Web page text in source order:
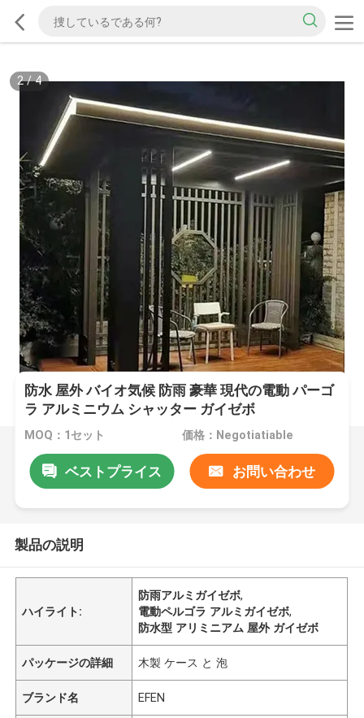
2/4
防水 屋外 バイオ気候 防雨 豪華 現代の電動 パーゴ
ラ アルミニウム シャッター ガイゼボ
MOQ：1セット 価格：Negotiatiable
ベストプライス お問い合わせ
製品の説明
ハイライト:
防雨アルミガイゼボ,
電動ペルゴラ アルミガイゼボ,
防水型 アリミニアム 屋外 ガイゼボ
パッケージの詳細 木製 ケース と 泡
ブランド名 EFEN